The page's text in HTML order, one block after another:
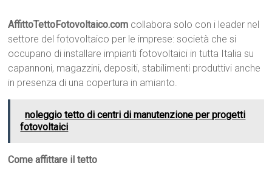
AffittoTettoFotovoltaico.com collabora solo con i leader nel
settore del fotovoltaico per le imprese: società che si
occupano di installare impianti fotovoltaici in tutta Italia su
capannoni, magazzini, depositi, stabilimenti produttivi anche
in presenza di una copertura in amianto.
noleggio tetto di centri di manutenzione per progetti
fotovoltaici
Come affittare il tetto